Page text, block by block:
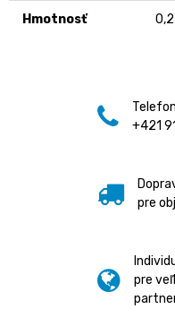
Hmotnosť
+421
pre
pre